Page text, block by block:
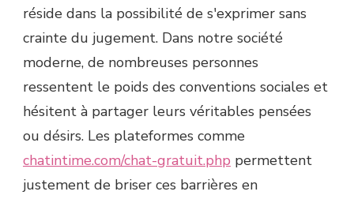
réside dans la possibilité de s'exprimer sans
crainte du jugement. Dans notre société
moderne, de nombreuses personnes
ressentent le poids des conventions sociales et
hésitent à partager leurs véritables pensées
ou désirs. Les plateformes comme
chatintime.com/chat-gratuit.php permettent
justement de briser ces barrières en